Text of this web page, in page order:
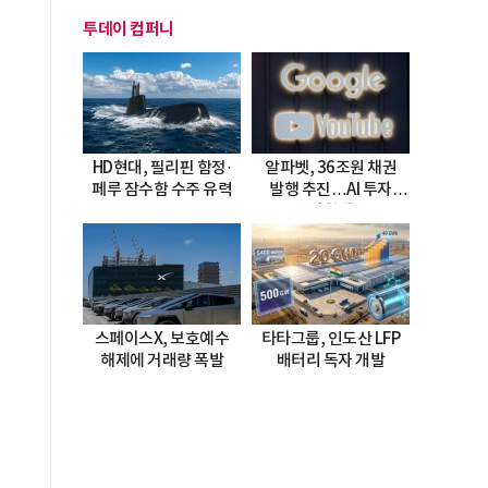
투데이 컴퍼니
HD현대, 필리핀 함정·
페루 잠수함 수주 유력
알파벳, 36조원 채권
발행 추진…AI 투자
스페이스X, 보호예수
해제에 거래량 폭발
타타그룹, 인도산 LFP
배터리 독자 개발